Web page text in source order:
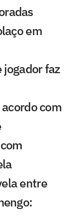
em
jogador faz
com
entre